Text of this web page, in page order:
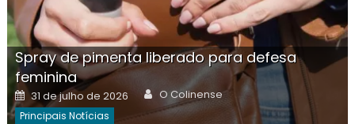
Spray de pimenta liberado para defesa
feminina
Posted
on
31 de julho de 2026 Author
O Colinense
Principais Notícias